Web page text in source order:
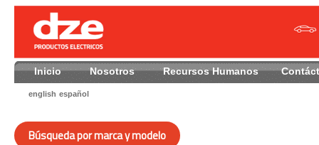
Inicio Nosotros Recursos Humanos
english español
Búsqueda por marca y modelo